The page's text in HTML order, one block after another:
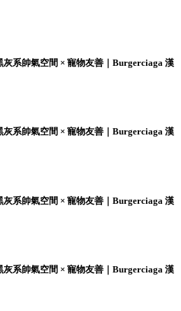
灰系帥氣空間 × 寵物友善｜Burgerciaga 漢
灰系帥氣空間 × 寵物友善｜Burgerciaga 漢
灰系帥氣空間 × 寵物友善｜Burgerciaga 漢
灰系帥氣空間 × 寵物友善｜Burgerciaga 漢